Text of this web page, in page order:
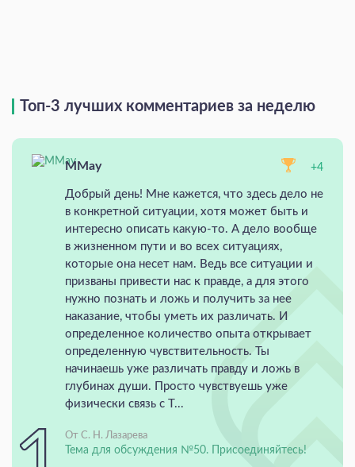
Топ-3 лучших комментариев за неделю
MMay +4
Добрый день! Мне кажется, что здесь дело не
в конкретной ситуации, хотя может быть и
интересно описать какую-то. А дело вообще
в жизненном пути и во всех ситуациях,
которые она несет нам. Ведь все ситуации и
призваны привести нас к правде, а для этого
нужно познать и ложь и получить за нее
наказание, чтобы уметь их различать. И
определенное количество опыта открывает
определенную чувствительность. Ты
начинаешь уже различать правду и ложь в
глубинах души. Просто чувствуешь уже
физически связь с Т...
От С. Н. Лазарева
Тема для обсуждения №50. Присоединяйтесь!